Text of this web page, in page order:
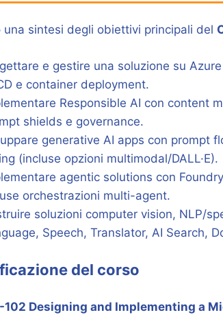
una sintesi degli obiettivi principali del
e gestire una soluzione su
e container deployment.
Responsible AI con content
shields e governance.
generative AI apps con prompt
(incluse opzioni multimodal/DALL·E).
agentic solutions con
orchestrazioni multi-agent.
soluzioni computer vision, NLP/
Speech, Translator, AI Search,
del corso
102 Designing and Implementing a